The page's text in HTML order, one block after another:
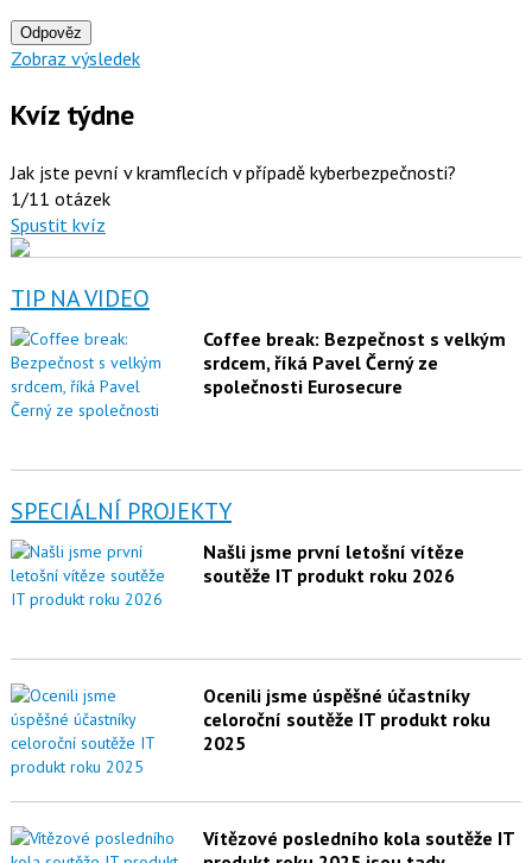
Odpověz
Zobraz výsledek
Kvíz týdne
Jak jste pevní v kramflecích v případě kyberbezpečnosti?
1/11 otázek
Spustit kvíz
TIP NA VIDEO
Coffee break: Bezpečnost s velkým
srdcem, říká Pavel Černý ze
společnosti Eurosecure
SPECIÁLNÍ PROJEKTY
Našli jsme první letošní vítěze
soutěže IT produkt roku 2026
Ocenili jsme úspěšné účastníky
celoroční soutěže IT produkt roku
2025
Vítězové posledního kola soutěže IT